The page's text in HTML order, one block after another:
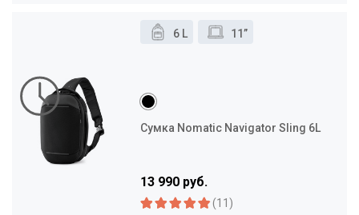
6 L 11”
Сумка Nomatic Navigator Sling 6L
13 990 руб.
(11)